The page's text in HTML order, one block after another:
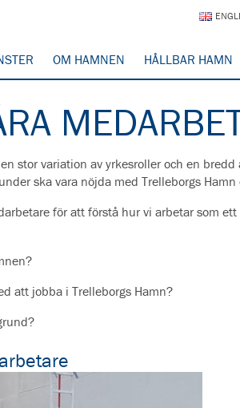
OM HAMNEN HÅLLBAR HAMN
stor variation av yrkesroller och en
ska vara nöjda med Trelleborgs
för att förstå hur vi arbetar som
att jobba i Trelleborgs Hamn?